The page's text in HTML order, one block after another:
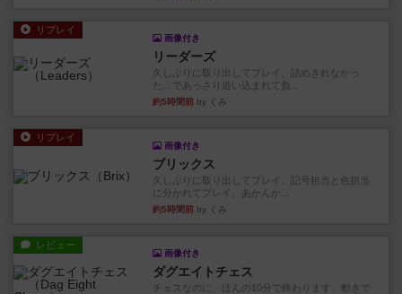
リプレイ
画像付き
リーダーズ
久しぶりに取り出してプレイ。詰めきれなかっ
た…であっさり追い込まれて負...
約5時間前 by くみ
リプレイ
画像付き
ブリックス
久しぶりに取り出してプレイ。記号担当と色担当
に分かれてプレイ。あかんか...
約5時間前 by くみ
レビュー
画像付き
ダグエイトチェス
チェスなのに、ほんの10分で終わります。動きで